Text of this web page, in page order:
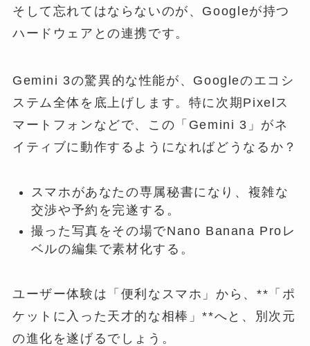
そして忘れてはならないのが、Googleが持つ
ハードウェアとの連携です。
Gemini 3の驚異的な性能が、Googleのエコシ
ステム全体を底上げします。特に次期Pixelス
マートフォンなどで、この「Gemini 3」がネ
イティブに動作するようになればどうなるか？
スマホがあなたの専属秘書になり、複雑な
交渉や予約を完遂する。
撮った写真をその場でNano Banana Proレ
ベルの編集で素材化する。
ユーザー体験は「便利なスマホ」から、**「ポ
ケットに入った天才的な相棒」**へと、別次元
の進化を遂げるでしょう。